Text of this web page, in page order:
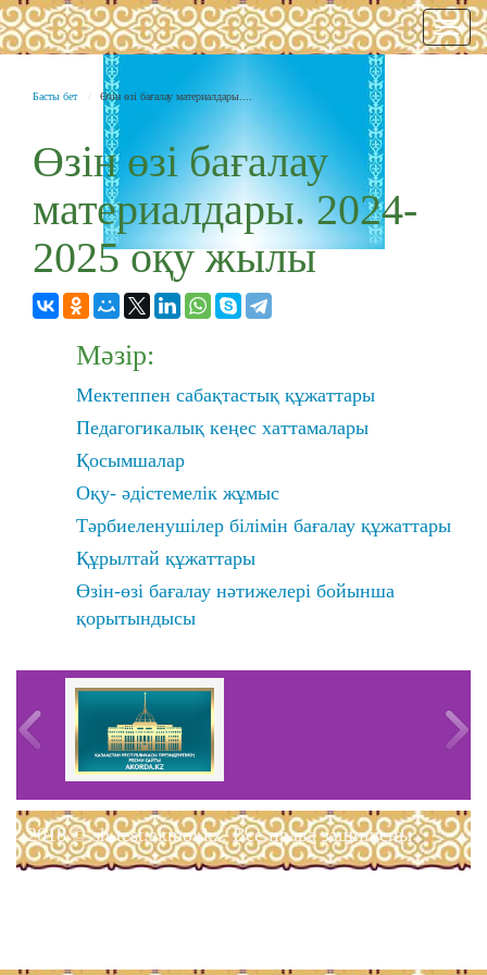
Басты бет Өзін өзі бағалау материалдары....
Өзін өзі бағалау
материалдары. 2024-
2025 оқу жылы
Мәзір:
Мектеппен сабақтастық құжаттары
Педагогикалық кеңес хаттамалары
Қосымшалар
Оқу- әдістемелік жұмыс
Тәрбиеленушілер білімін бағалау құжаттары
Құрылтай құжаттары
Өзін-өзі бағалау нәтижелері бойынша
қорытындысы
2018 © sh-test.akmol.kz. Все права защищены